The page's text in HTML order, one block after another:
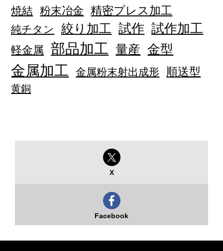
焼結 粉末冶金 精密プレス加工
純チタン 絞り加工 試作 試作加工
軽金属 部品加工 量産 金型
金属加工 金属粉末射出成形 順送型
黄銅
X
Facebook